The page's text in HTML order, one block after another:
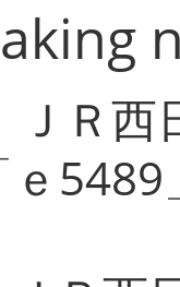
ＪＲ